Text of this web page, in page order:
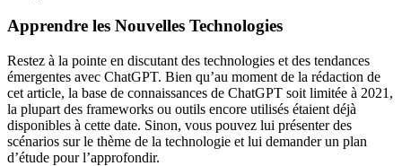
Apprendre les Nouvelles Technologies
Restez à la pointe en discutant des technologies et des tendances
émergentes avec ChatGPT. Bien qu’au moment de la rédaction de
cet article, la base de connaissances de ChatGPT soit limitée à 2021,
la plupart des frameworks ou outils encore utilisés étaient déjà
disponibles à cette date. Sinon, vous pouvez lui présenter des
scénarios sur le thème de la technologie et lui demander un plan
d’étude pour l’approfondir.